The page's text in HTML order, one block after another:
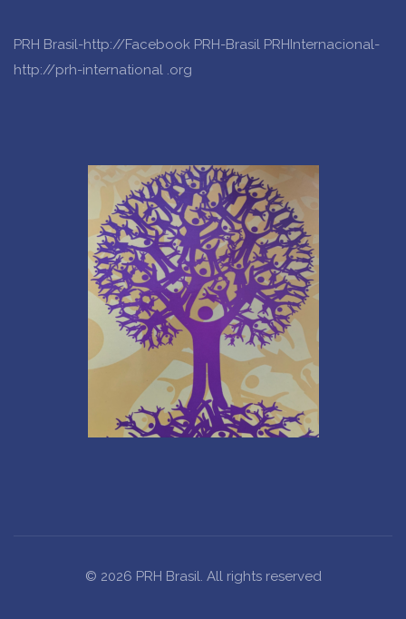
PRH Brasil-http://Facebook PRH-Brasil PRHInternacional-
http://prh-international .org
© 2026 PRH Brasil. All rights reserved